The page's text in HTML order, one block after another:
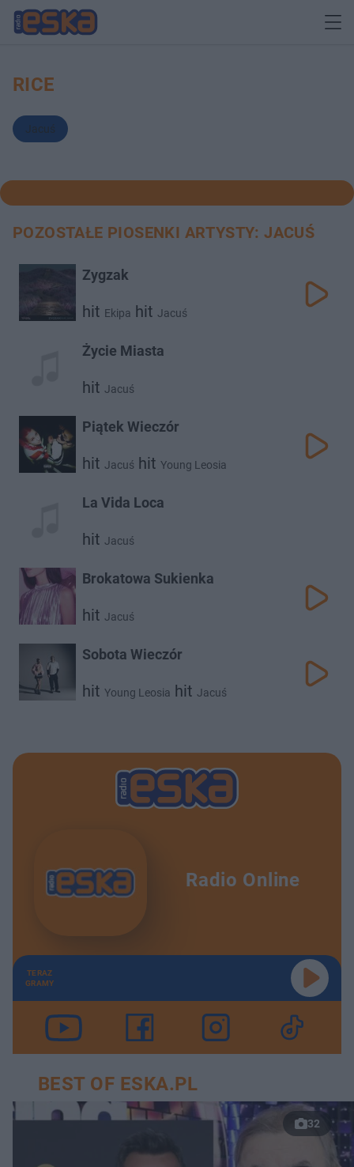
RICE
Jacuś
POZOSTAŁE PIOSENKI ARTYSTY: JACUŚ
Zygzak
hit Ekipa hit Jacuś
Życie Miasta
hit Jacuś
Piątek Wieczór
hit Jacuś hit Young Leosia
La Vida Loca
hit Jacuś
Brokatowa Sukienka
hit Jacuś
Sobota Wieczór
hit Young Leosia hit Jacuś
Radio Online
TERAZ
GRAMY
BEST OF ESKA.PL
32